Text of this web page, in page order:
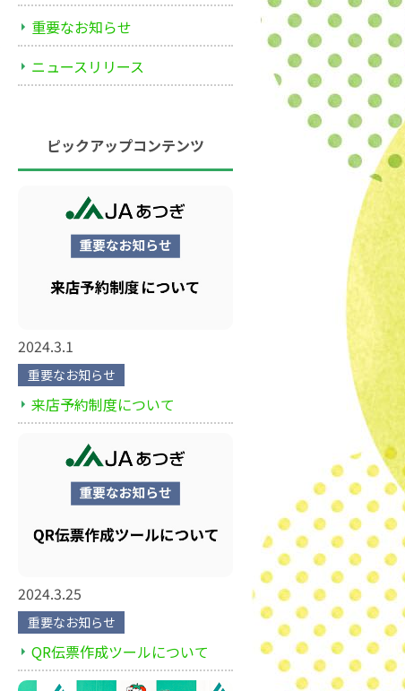
重要なお知らせ
ニュースリリース
ピックアップコンテンツ
2024.3.1
重要なお知らせ
来店予約制度について
2024.3.25
重要なお知らせ
QR伝票作成ツールについて